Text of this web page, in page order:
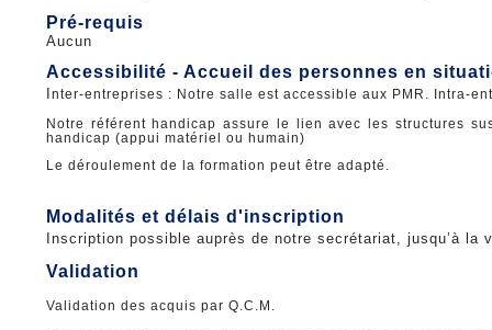
Pré-requis
Aucun
Accessibilité - Accueil des personnes en
nter-entreprises : Notre salle est accessible aux PMR. Intra-
Notre référent handicap assure le lien avec les structures
handicap (appui matériel ou humain)
Le déroulement de la formation peut être adapté.
Modalités et délais d'inscription
Inscription possible auprès de notre secrétariat, jusqu’à la
Validation
Validation des acquis par Q.C.M.